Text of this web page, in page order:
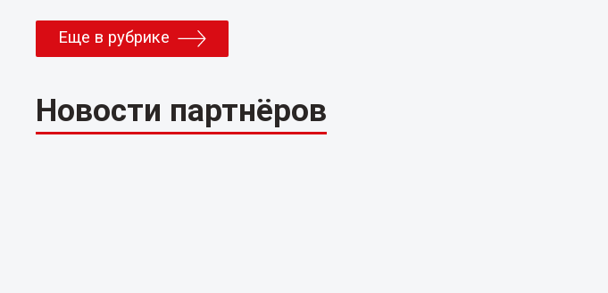
Еще в рубрике
Новости партнёров